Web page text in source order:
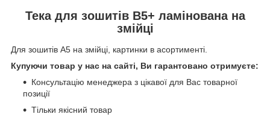
Тека для зошитів В5+ ламінована на
змійці
Для зошитів А5 на змійці, картинки в асортименті.
Купуючи товар у нас на сайті, Ви гарантовано отримуєте:
Консультацію менеджера з цікавої для Вас товарної
позиції
Тільки якісний товар